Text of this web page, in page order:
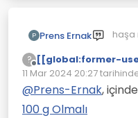
P Prens Ernak
haşa
bunu
?
Çevrimdışı
[[global:former-
11 Mar 2024 20:27
Son düzenleyen:
@Prens-Ernak,
100 g Olmalı